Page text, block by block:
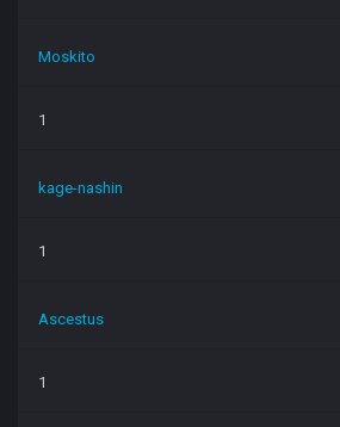
Moskito
1
kage-nashin
1
Ascestus
1